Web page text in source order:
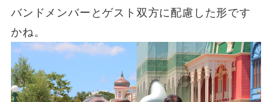
バンドメンバーとゲスト双方に配慮した形です
かね。